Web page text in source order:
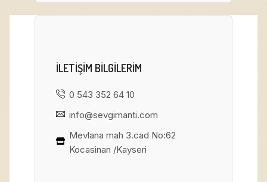
ILETIŞIM BILGILERIM
0 543 352 64 10
info@sevgimanti.com
Mevlana mah 3.cad No:62
Kocasinan /Kayseri